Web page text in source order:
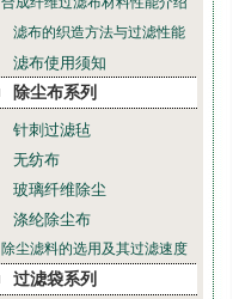
滤布的织造方法与过滤性能
滤布使用须知
除尘布系列
针刺过滤毡
无纺布
玻璃纤维除尘
涤纶除尘布
除尘滤料的选用及其过滤速度
过滤袋系列